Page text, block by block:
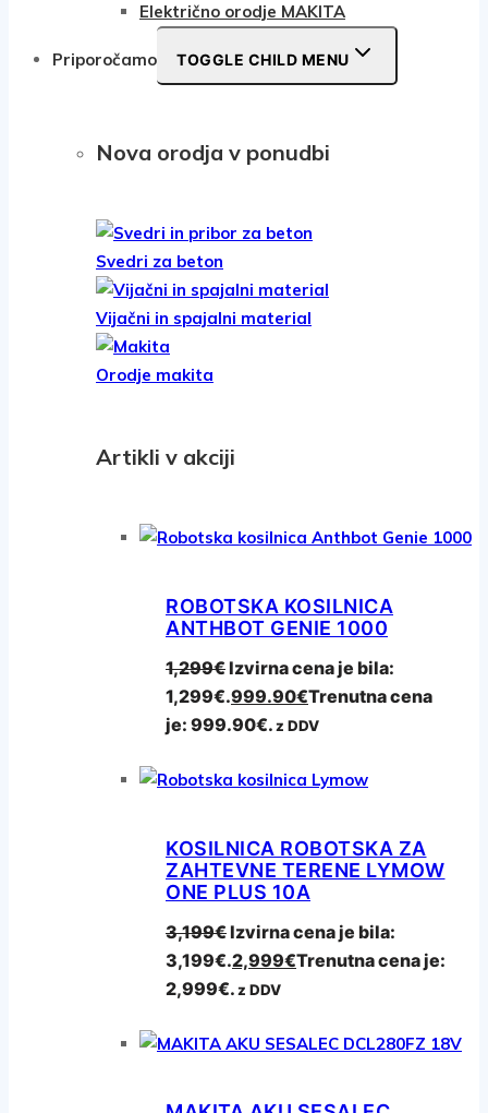
Električno orodje MAKITA
Priporočamo TOGGLE CHILD MENU
Nova orodja v ponudbi
Svedri za beton
Vijačni in spajalni material
Orodje makita
Artikli v akciji
ROBOTSKA KOSILNICA
ANTHBOT GENIE 1000
1,299€Izvirna cena je bila:
1,299€.999.90€Trenutna cena
je: 999.90€.z DDV
KOSILNICA ROBOTSKA ZA
ZAHTEVNE TERENE LYMOW
ONE PLUS 10A
3,199€Izvirna cena je bila:
3,199€.2,999€Trenutna cena je:
2,999€.z DDV